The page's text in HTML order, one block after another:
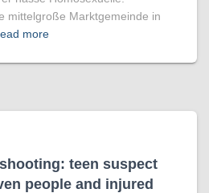
mittelgroße Marktgemeinde in
more
teen suspect
people and injured